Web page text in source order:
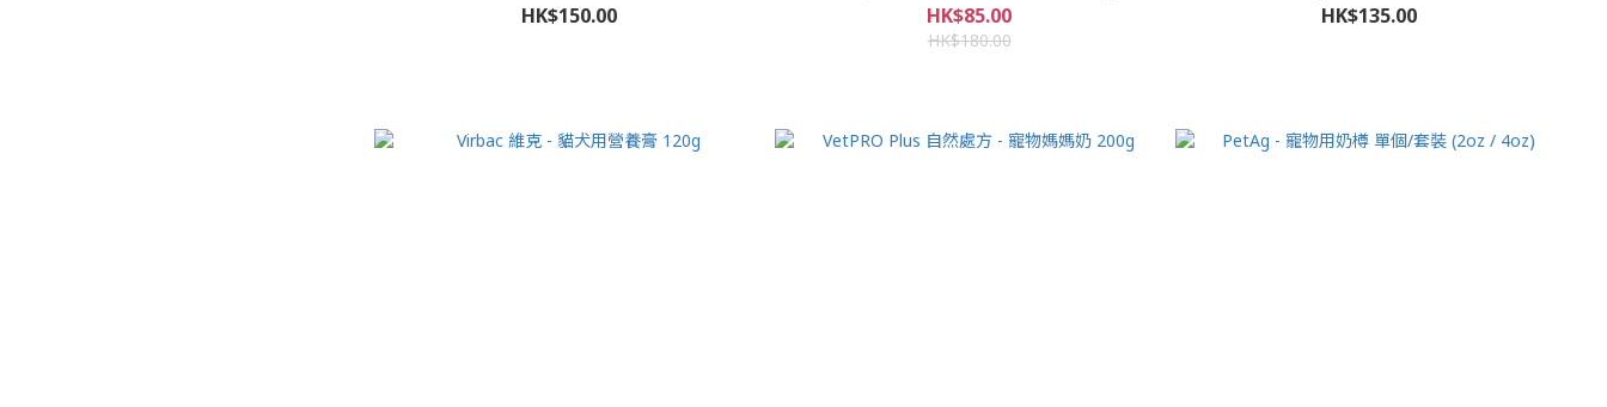
HK$150.00 HK$85.00
HK$180.00
HK$135.00